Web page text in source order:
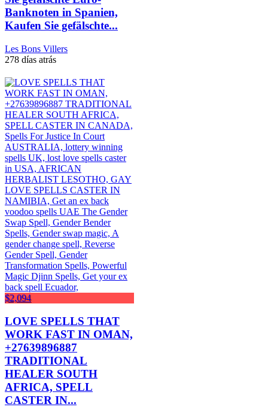
Banknoten in Spanien,
Kaufen Sie gefälschte...
Les Bons Villers
278 días atrás
$2,094
LOVE SPELLS THAT
WORK FAST IN OMAN,
+27639896887
TRADITIONAL
HEALER SOUTH
AFRICA, SPELL
CASTER IN...